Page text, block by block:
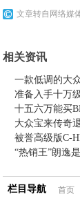
文章转自网络媒
相关资讯
一款低调的大
准备入手十万
十五六万能买
大众宝来传奇
被誉高级版C-
“热销王”朗逸
栏目导航 首页